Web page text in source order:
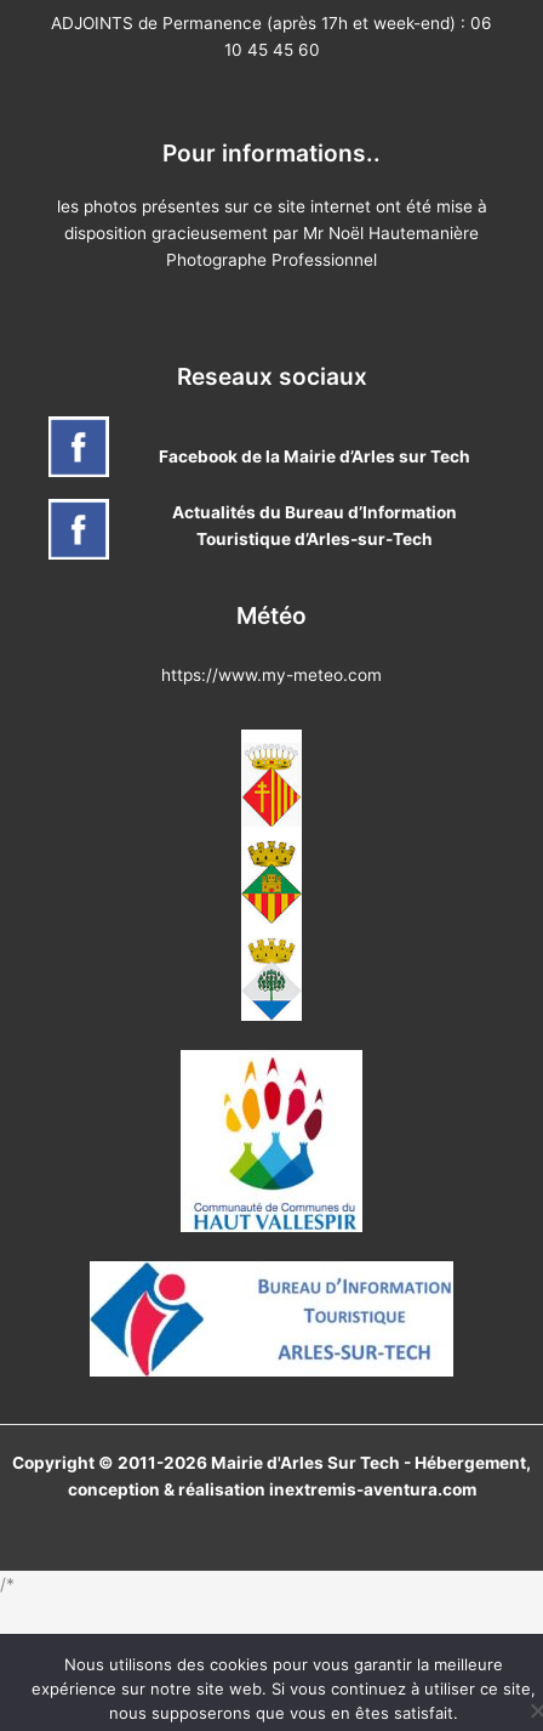
ADJOINTS de Permanence (après 17h et week-end) : 06
10 45 45 60
Pour informations..
les photos présentes sur ce site internet ont été mise à
disposition gracieusement par Mr Noël Hautemanière
Photographe Professionnel
Reseaux sociaux
Facebook de la Mairie d’Arles sur Tech
Actualités du Bureau d’Information
Touristique d’Arles-sur-Tech
Météo
https://www.my-meteo.com
Copyright © 2011-2026 Mairie d'Arles Sur Tech - Hébergement,
conception & réalisation inextremis-aventura.com
/*
Nous utilisons des cookies pour vous garantir la meilleure
expérience sur notre site web. Si vous continuez à utiliser ce site,
nous supposerons que vous en êtes satisfait.